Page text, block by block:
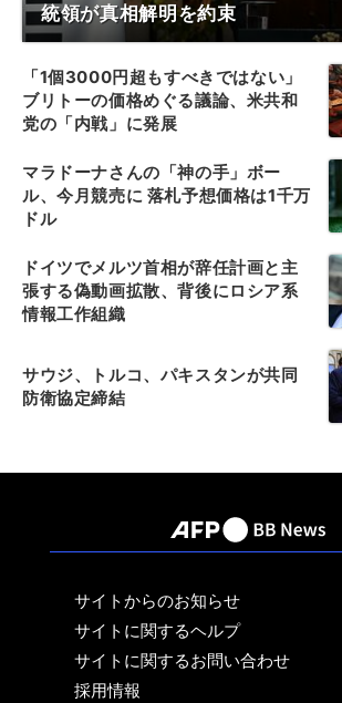
統領が真相解明を約束
「1個3000円超もすべきではない」
ブリトーの価格めぐる議論、米共和
党の「内戦」に発展
マラドーナさんの「神の手」ボー
ル、今月競売に 落札予想価格は1千万
ドル
ドイツでメルツ首相が辞任計画と主
張する偽動画拡散、背後にロシア系
情報工作組織
サウジ、トルコ、パキスタンが共同
防衛協定締結
サイトからのお知らせ
サイトに関するヘルプ
サイトに関するお問い合わせ
採用情報